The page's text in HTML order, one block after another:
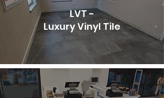
LVT -
Luxury Vinyl Tile